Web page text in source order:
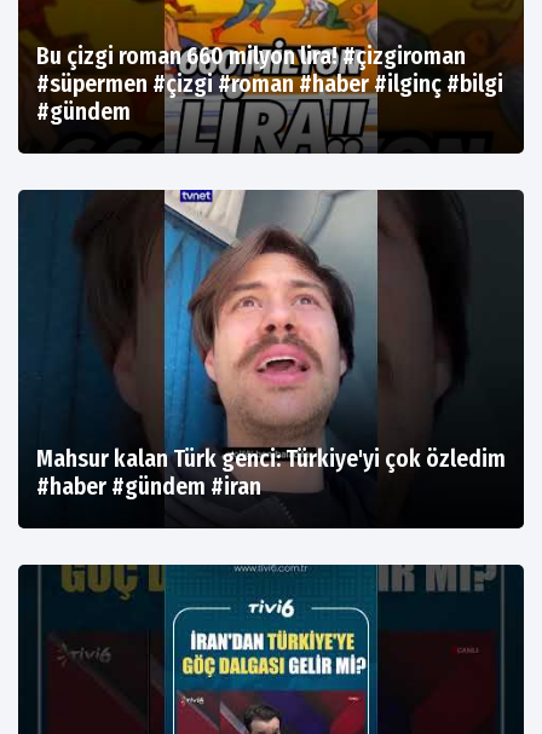
Bu çizgi roman 660 milyon lira! #çizgiroman
#süpermen #çizgi #roman #haber #ilginç #bilgi
#gündem
Mahsur kalan Türk genci: Türkiye'yi çok özledim
#haber #gündem #iran